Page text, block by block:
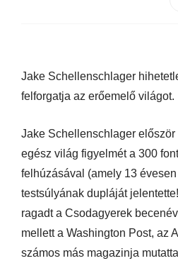
Jake Schellenschlager
felforgatja az erőemelő világot.
Jake Schellenschlager
egész világ figyelmét a 300
felhúzásával (amely 13
testsúlyának dupláját
ragadt a Csodagyerek
mellett a Washington Post, az
számos más magazinja